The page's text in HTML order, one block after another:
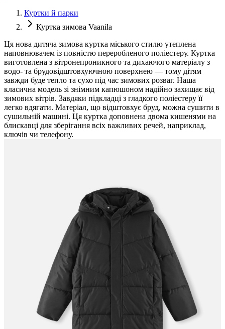
Куртки й парки
Куртка зимова Vaanila
Ця нова дитяча зимова куртка міського стилю утеплена
наповнювачем із повністю переробленого поліестеру. Куртка
виготовлена ​​з вітронепроникного та дихаючого матеріалу з
водо- та брудовідштовхуючною поверхнею — тому дітям
завжди буде тепло та сухо під час зимових розваг. Наша
класична модель зі знімним капюшоном надійно захищає від
зимових вітрів. Завдяки підкладці з гладкого поліестеру її
легко вдягати. Матеріал, що відштовхує бруд, можна сушити в
сушильній машині. Ця куртка доповнена двома кишенями на
блискавці для зберігання всіх важливих речей, наприклад,
ключів чи телефону.